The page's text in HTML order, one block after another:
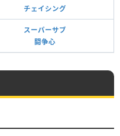
チェイシング
スーパーサブ
闘争心